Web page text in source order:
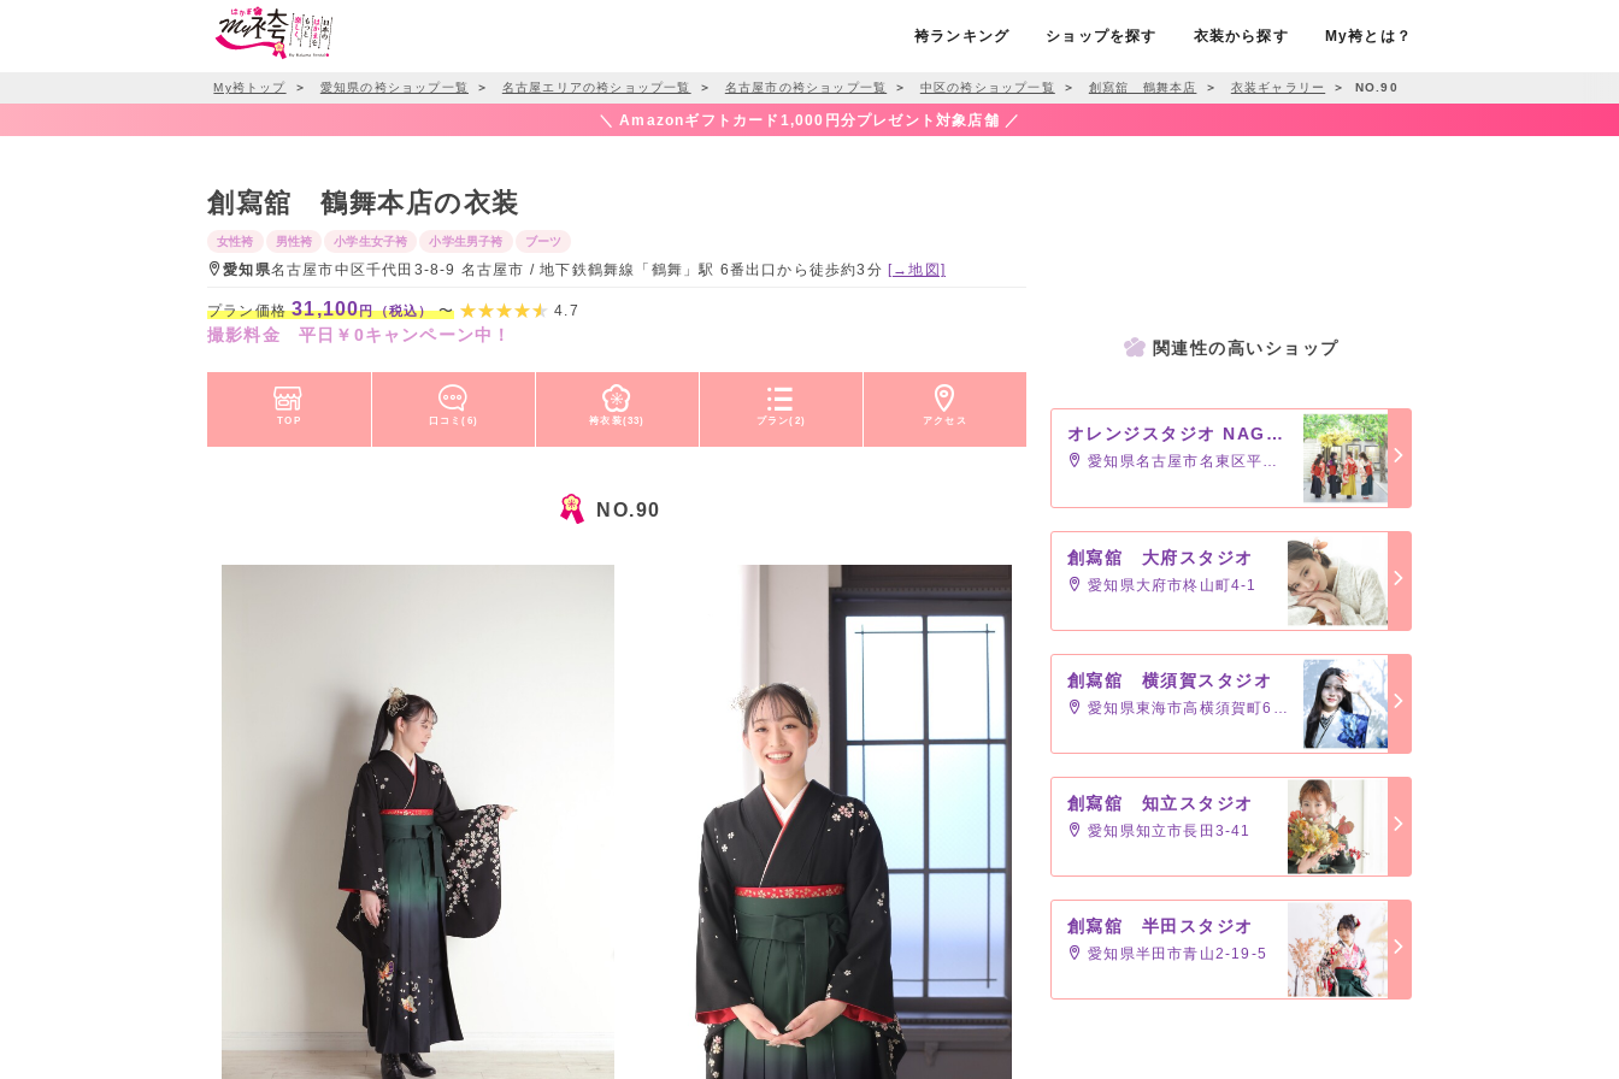
袴ランキング ショップを探す 衣装から探す My袴とは？
My袴トップ ＞ 愛知県の袴ショップ一覧 ＞ 名古屋エリアの袴ショップ一覧 ＞ 名古屋市の袴ショップ一覧 ＞ 中区の袴ショップ一覧 ＞ 創寫舘 鶴舞本店 ＞ 衣装ギャラリー ＞ NO.90
＼ Amazonギフトカード1,000円分プレゼント対象店舗 ／
創寫舘 鶴舞本店の衣装
女性袴 男性袴 小学生女子袴 小学生男子袴 ブーツ
愛知県名古屋市中区千代田3-8-9 名古屋市 / 地下鉄鶴舞線「鶴舞」駅 6番出口から徒歩約3分 [→地図]
プラン価格31,100円（税込）〜 4.7
撮影料金 平日￥0キャンペーン中！
TOP 口コミ(6) 袴衣装(33) プラン(2) アクセス
NO.90
関連性の高いショップ
オレンジスタジオ NAGOYA
愛知県名古屋市名東区平和が丘3-20
創寫舘 大府スタジオ
愛知県大府市柊山町4-1
創寫舘 横須賀スタジオ
愛知県東海市高横須賀町6-11
創寫舘 知立スタジオ
愛知県知立市長田3-41
創寫舘 半田スタジオ
愛知県半田市青山2-19-5